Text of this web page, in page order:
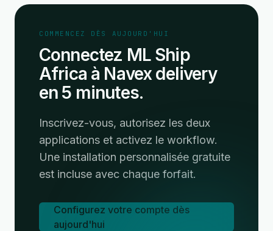
COMMENCEZ DÈS AUJOURD'HUI
Connectez ML Ship
Africa à Navex delivery
en 5 minutes.
Inscrivez-vous, autorisez les deux
applications et activez le workflow.
Une installation personnalisée gratuite
est incluse avec chaque forfait.
Configurez votre compte dès
aujourd'hui